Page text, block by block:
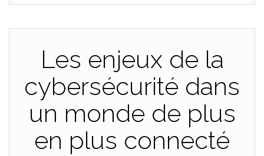
Les enjeux de la
cybersécurité dans
un monde de plus
en plus connecté